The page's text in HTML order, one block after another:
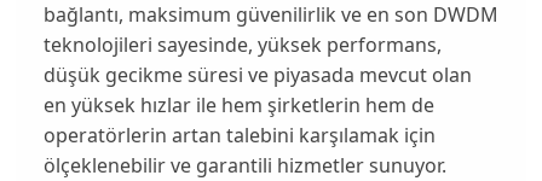
bağlantı, maksimum güvenilirlik ve en son DWDM
teknolojileri sayesinde, yüksek performans,
düşük gecikme süresi ve piyasada mevcut olan
en yüksek hızlar ile hem şirketlerin hem de
operatörlerin artan talebini karşılamak için
ölçeklenebilir ve garantili hizmetler sunuyor.